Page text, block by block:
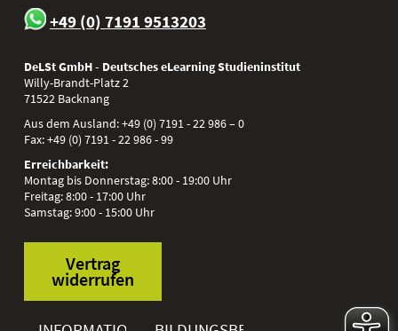
+49 (0) 7191 9513203
DeLSt GmbH - Deutsches eLearning Studieninstitut
Willy-Brandt-Platz 2
71522 Backnang
Aus dem Ausland:+49 (0) 7191 - 22 986 – 0
Fax:+49 (0) 7191 - 22 986 - 99
Erreichbarkeit:
Montag bis Donnerstag: 8:00 - 19:00 Uhr
Freitag: 8:00 - 17:00 Uhr
Samstag: 9:00 - 15:00 Uhr
Vertrag
widerrufen